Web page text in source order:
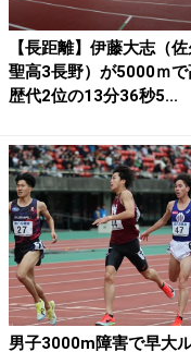
【長距離】伊藤大志（
聖高3長野）が5000ｍで
歴代2位の13分36秒5...
男子3000m障害で早大